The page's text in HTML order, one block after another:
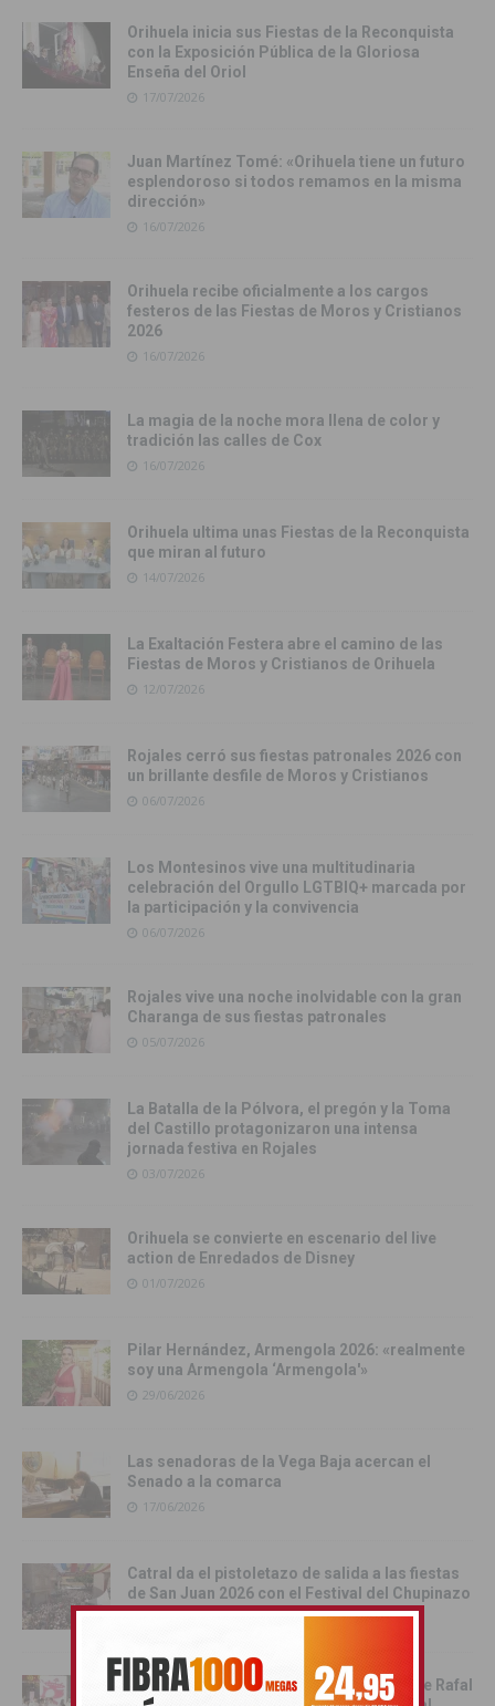
Orihuela inicia sus Fiestas de la Reconquista
con la Exposición Pública de la Gloriosa
Enseña del Oriol
17/07/2026
Juan Martínez Tomé: «Orihuela tiene un futuro
esplendoroso si todos remamos en la misma
dirección»
16/07/2026
Orihuela recibe oficialmente a los cargos
festeros de las Fiestas de Moros y Cristianos
2026
16/07/2026
La magia de la noche mora llena de color y
tradición las calles de Cox
16/07/2026
Orihuela ultima unas Fiestas de la Reconquista
que miran al futuro
14/07/2026
La Exaltación Festera abre el camino de las
Fiestas de Moros y Cristianos de Orihuela
12/07/2026
Rojales cerró sus fiestas patronales 2026 con
un brillante desfile de Moros y Cristianos
06/07/2026
Los Montesinos vive una multitudinaria
celebración del Orgullo LGTBIQ+ marcada por
la participación y la convivencia
06/07/2026
Rojales vive una noche inolvidable con la gran
Charanga de sus fiestas patronales
05/07/2026
La Batalla de la Pólvora, el pregón y la Toma
del Castillo protagonizaron una intensa
jornada festiva en Rojales
03/07/2026
Orihuela se convierte en escenario del live
action de Enredados de Disney
01/07/2026
Pilar Hernández, Armengola 2026: «realmente
soy una Armengola ‘Armengola'»
29/06/2026
Las senadoras de la Vega Baja acercan el
Senado a la comarca
17/06/2026
Catral da el pistoletazo de salida a las fiestas
de San Juan 2026 con el Festival del Chupinazo
Rafal celebra la tercera edición del Día de Rafal